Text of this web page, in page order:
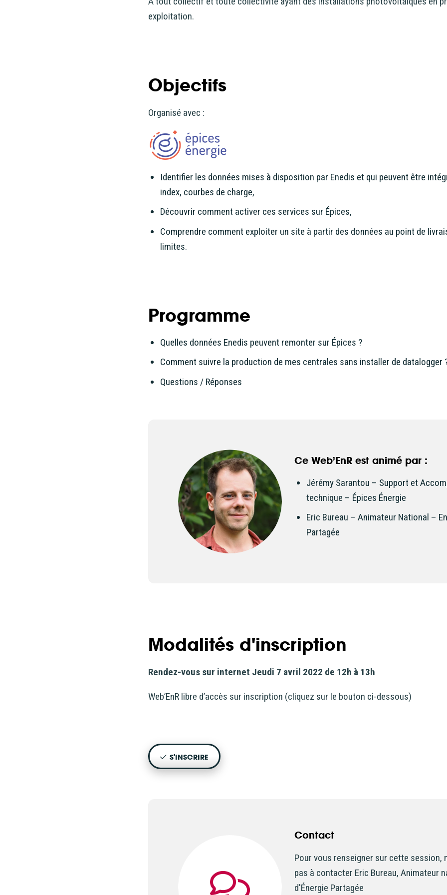
exploitation.
Objectifs
Organisé avec :
Identifier les données mises à disposition par Enedis et qui peuvent être
index, courbes de charge,
Découvrir comment activer ces services sur Épices,
Comprendre comment exploiter un site à partir des données au point de
limites.
Programme
Quelles données Enedis peuvent remonter sur Épices ?
Comment suivre la production de mes centrales sans installer de datalogger
Questions / Réponses
Ce Web’EnR est animé par :
Jérémy Sarantou – Support et
technique – Épices Énergie
Eric Bureau – Animateur National –
Partagée
Modalités d'inscription
Rendez-vous sur internet Jeudi 7 avril 2022 de 12h à 13h
Web’EnR libre d’accès sur inscription (cliquez sur le bouton ci-dessous)
S'INSCRIRE
Contact
Pour vous renseigner sur cette session,
pas à contacter Eric Bureau, Animateur
d'Énergie Partagée